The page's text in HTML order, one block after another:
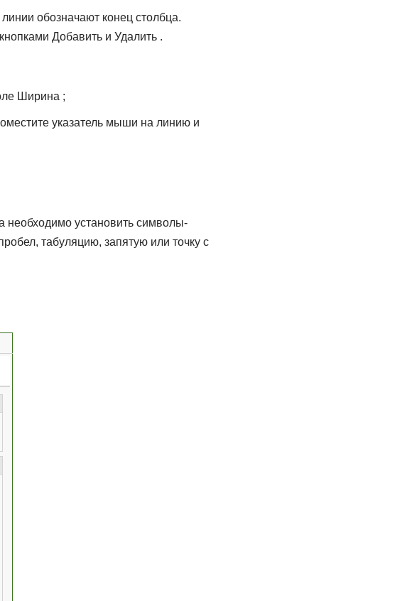
обозначают конец столбца.
Добавить и Удалить .
Ширина ;
указатель мыши на линию и
необходимо установить символы-
табуляцию, запятую или точку с